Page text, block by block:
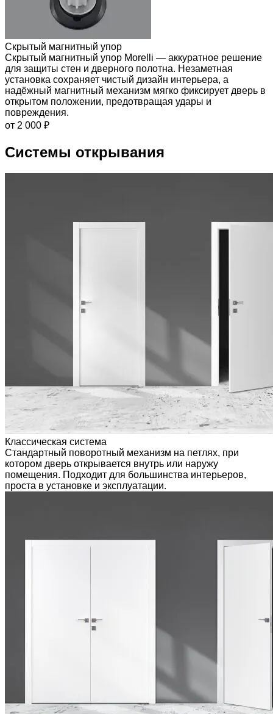
Скрытый магнитный упор
Скрытый магнитный упор Morelli — аккуратное решение
для защиты стен и дверного полотна. Незаметная
установка сохраняет чистый дизайн интерьера, а
надёжный магнитный механизм мягко фиксирует дверь в
открытом положении, предотвращая удары и
повреждения.
от 2 000 ₽
Системы открывания
Классическая система
Стандартный поворотный механизм на петлях, при
котором дверь открывается внутрь или наружу
помещения. Подходит для большинства интерьеров,
проста в установке и эксплуатации.